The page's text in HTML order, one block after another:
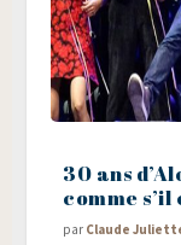
30 ans
comme
par Claude